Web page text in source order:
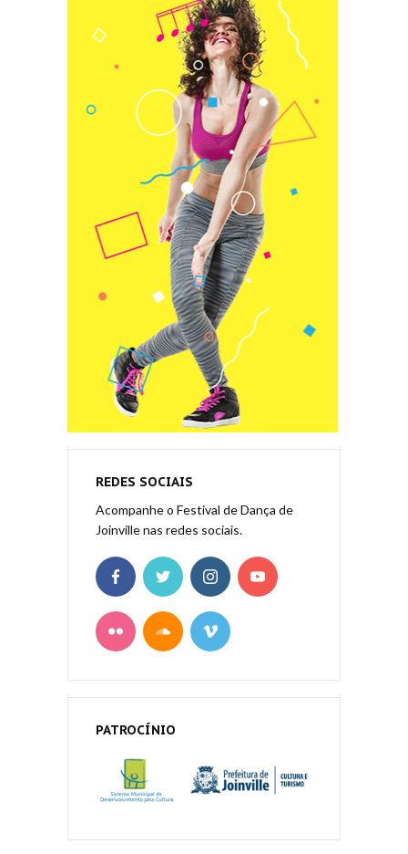
REDES SOCIAIS
Acompanhe o Festival de Dança de
Joinville nas redes sociais.
PATROCÍNIO